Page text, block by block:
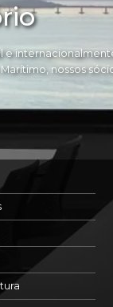
e
nossos